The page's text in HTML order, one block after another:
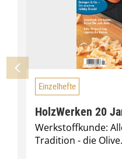
Einzelhefte
HolzWerken 20
Werkstoffkunde:
Tradition - die Olive.